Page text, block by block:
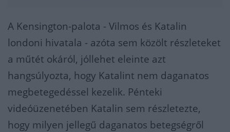
A Kensington-palota - Vilmos és Katalin
londoni hivatala - azóta sem közölt részleteket
a műtét okáról, jóllehet eleinte azt
hangsúlyozta, hogy Katalint nem daganatos
megbetegedéssel kezelik. Pénteki
videóüzenetében Katalin sem részletezte,
hogy milyen jellegű daganatos betegségről